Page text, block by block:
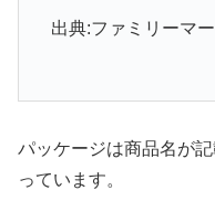
出典:ファミリーマ
パッケージは商品名が
っています。